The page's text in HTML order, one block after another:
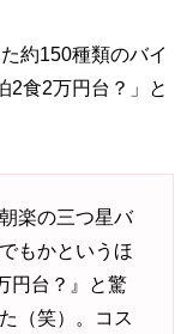
約150種類のバイ
2食2万円台？」と
楽の三つ星バ
もかというほ
円台？』と驚
（笑）。コス